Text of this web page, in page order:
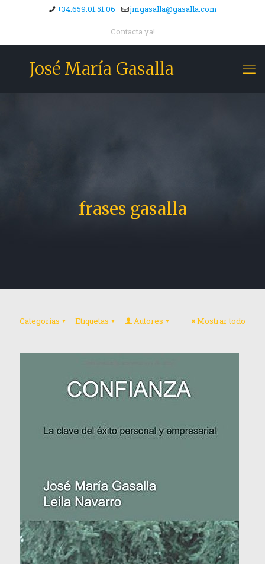
+34.659.01.51.06 jmgasalla@gasalla.com
Contacta ya!
José María Gasalla
frases gasalla
Categorías Etiquetas Autores Mostrar todo